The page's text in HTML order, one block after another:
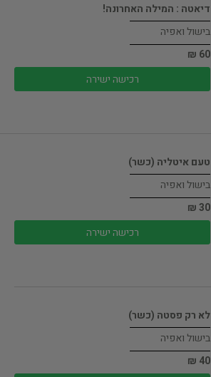
דיאטה : המילה האחרונה!
בישול ואפיה
60 ₪
רכישה ישירה
טעם איטליה (כשר)
בישול ואפיה
30 ₪
רכישה ישירה
לא רק פסטה (כשר)
בישול ואפיה
40 ₪